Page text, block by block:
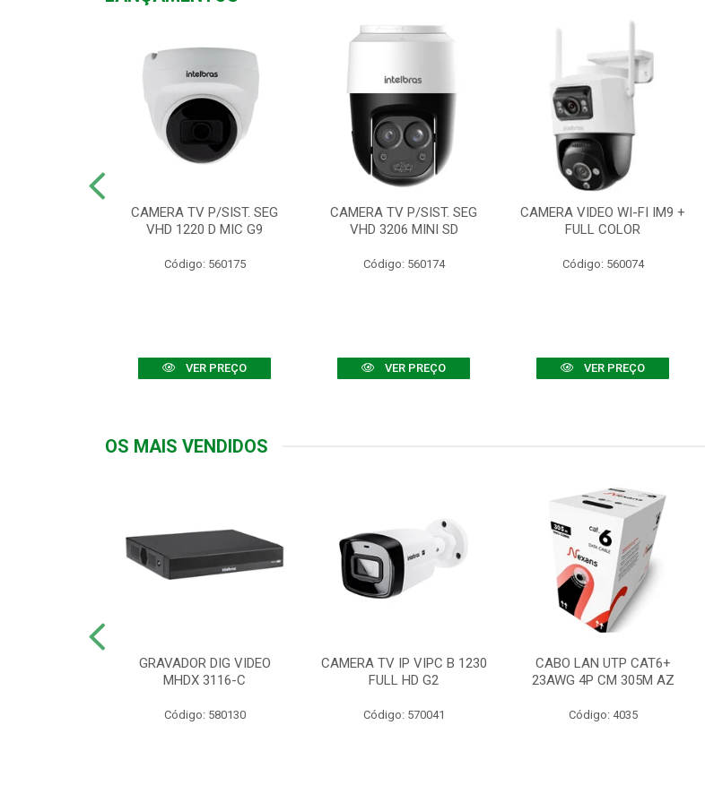
CAMERA TV P/SIST. SEG
VHD 1220 D MIC G9
Código: 560175
VER PREÇO
CAMERA TV P/SIST. SEG
VHD 3206 MINI SD
Código: 560174
VER PREÇO
CAMERA VIDEO WI-FI IM9 +
FULL COLOR
Código: 560074
VER PREÇO
OS MAIS VENDIDOS
GRAVADOR DIG VIDEO
MHDX 3116-C
Código: 580130
CAMERA TV IP VIPC B 1230
FULL HD G2
Código: 570041
CABO LAN UTP CAT6+
23AWG 4P CM 305M AZ
Código: 4035